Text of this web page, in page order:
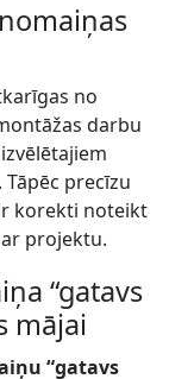
no
darbu
precīzu
korekti noteikt
projektu.
“gatavs
mājai
“gatavs